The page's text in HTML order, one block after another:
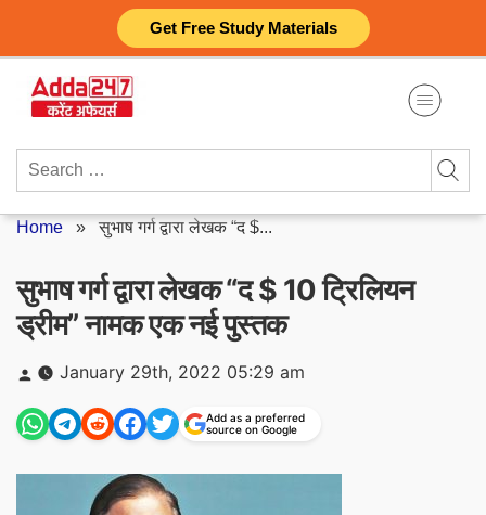
Get Free Study Materials
content
Search
Home »सुभाष गर्ग द्वारा लेखक “द $...
सुभाष गर्ग द्वारा लेखक “द $ 10 ट्रिलियन
ड्रीम” नामक एक नई पुस्तक
Posted
by
January 29th, 2022 05:29 am
Add as a preferred
source on Google